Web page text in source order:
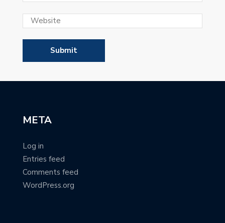
META
Log in
Entries feed
Comments feed
WordPress.org